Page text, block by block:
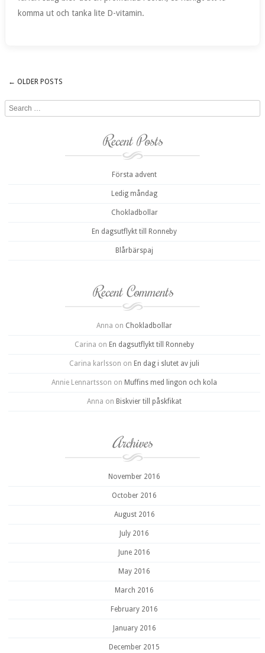
komma ut och tanka lite D-vitamin.
Post navigation
← OLDER POSTS
Search
Recent Posts
Första advent
Ledig måndag
Chokladbollar
En dagsutflykt till Ronneby
Blårbärspaj
Recent Comments
Anna on Chokladbollar
Carina on En dagsutflykt till Ronneby
Carina karlsson on En dag i slutet av juli
Annie Lennartsson on Muffins med lingon och kola
Anna on Biskvier till påskfikat
Archives
November 2016
October 2016
August 2016
July 2016
June 2016
May 2016
March 2016
February 2016
January 2016
December 2015